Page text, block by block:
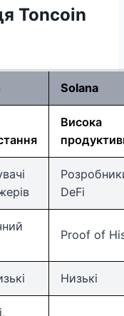
Toncoin
Solana
Висока
DeFi
Proof of
Низькі